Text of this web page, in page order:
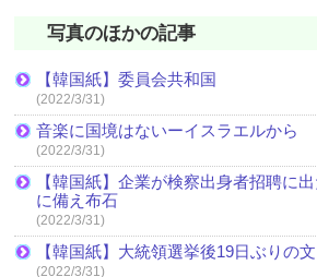
写真のほかの記事
【韓国紙】委員会共和国
(2022/3/31)
音楽に国境はないーイスラエルから
(2022/3/31)
【韓国紙】企業が検察出身者招聘に
に備え布石
(2022/3/31)
【韓国紙】大統領選挙後19日ぶりの
(2022/3/31)